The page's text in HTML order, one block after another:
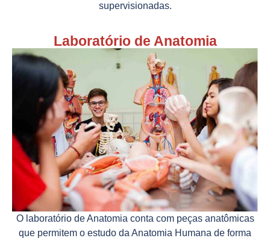
supervisionadas.
Laboratório de Anatomia
O laboratório de Anatomia conta com peças anatômicas
que permitem o estudo da Anatomia Humana de forma